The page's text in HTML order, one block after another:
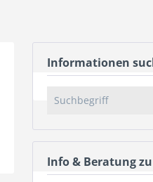
Informationen
Info & Beratung zu